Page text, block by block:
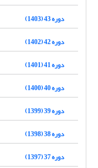
دوره 43 (1403)
دوره 42 (1402)
دوره 41 (1401)
دوره 40 (1400)
دوره 39 (1399)
دوره 38 (1398)
دوره 37 (1397)